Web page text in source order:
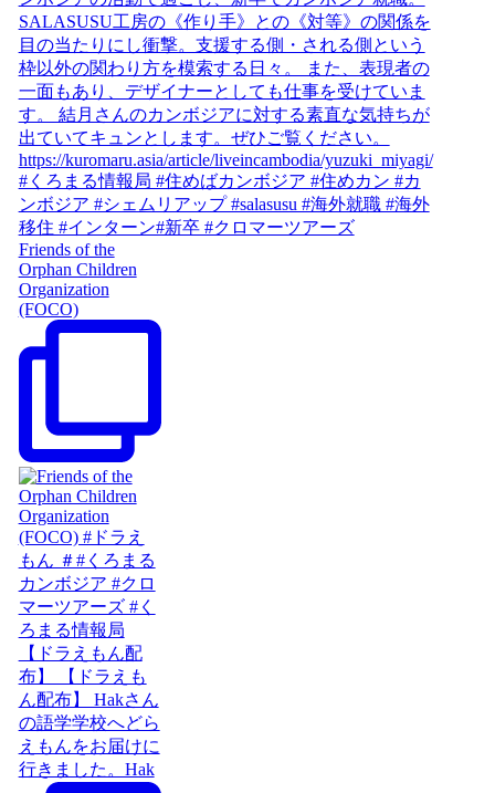
Friends of the
Orphan Children
Organization
(FOCO)
【ドラえもん配
布】 【ドラえも
ん配布】 Hakさん
の語学学校へどら
えもんをお届けに
行きました。Hak